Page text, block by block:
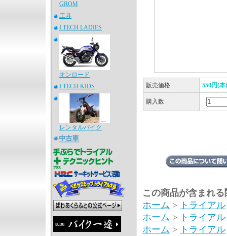
GROM
工具
I.TECH LADIES
オンロード
I.TECH KIDS
レンタルバイク
販売価格 550円(
購入数
この商品が含まれ
ホーム > トライアル
ホーム > トライアル
ホーム > トライアル